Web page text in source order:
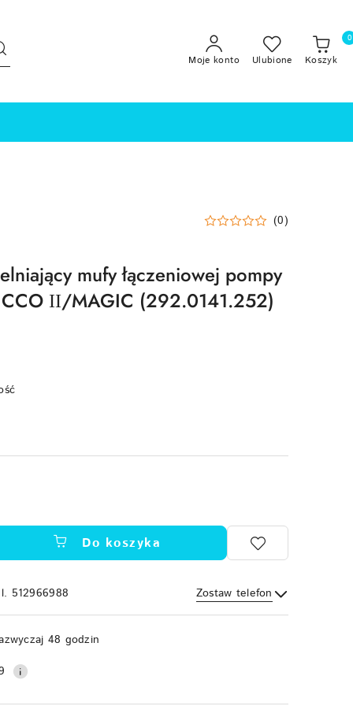
Moje konto Ulubione Koszyk
0
(0)
mufy łączeniowej pompy
ІІ/MAGIC (292.0141.252)
Do koszyka
512966988 Zostaw telefon
Wyślij
48 godzin